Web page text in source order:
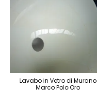
Lavabo in Vetro di Murano
Marco Polo Oro